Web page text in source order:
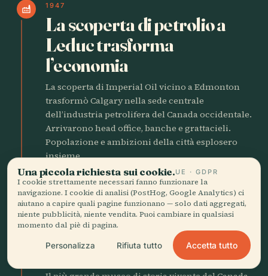
factory 1947
La scoperta di petrolio a
Leduc trasforma
l’economia
La scoperta di Imperial Oil vicino a Edmonton
trasformò Calgary nella sede centrale
dell’industria petrolifera del Canada occidentale.
Arrivarono head office, banche e grattacieli.
Popolazione e ambizioni della città esplosero
insieme.
CALGARY MODERNA
castle 1964
Heritage Park apre i
cancelli
Una piccola richiesta sui cookie.UE · GDPR
I cookie strettamente necessari fanno funzionare la
navigazione. I cookie di analisi (PostHog, Google Analytics) ci
aiutano a capire quali pagine funzionano — solo dati aggregati,
niente pubblicità, niente vendita. Puoi cambiare in qualsiasi
momento dal piè di pagina.
Personalizza Rifiuta tutto Accetta tutto